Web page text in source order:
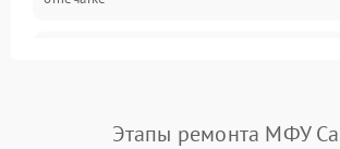
Этапы ремонта МФУ